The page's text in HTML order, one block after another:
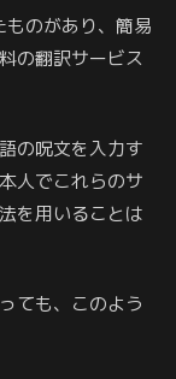
のがあり、簡易
の翻訳サービス
の呪文を入力す
人でこれらのサ
を用いることは
ても、このよう